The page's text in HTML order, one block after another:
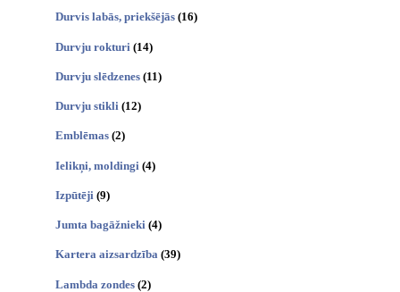
Durvis labās, priekšējās (16)
Durvju rokturi (14)
Durvju slēdzenes (11)
Durvju stikli (12)
Emblēmas (2)
Ielikņi, moldingi (4)
Izpūtēji (9)
Jumta bagāžnieki (4)
Kartera aizsardzība (39)
Lambda zondes (2)